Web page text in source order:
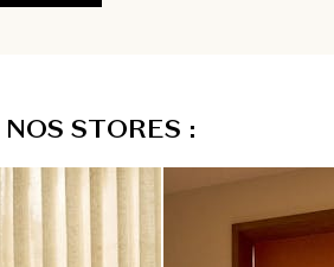
NOS STORES :